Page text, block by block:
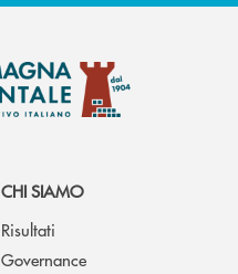
CHI SIAMO
Risultati
Governance